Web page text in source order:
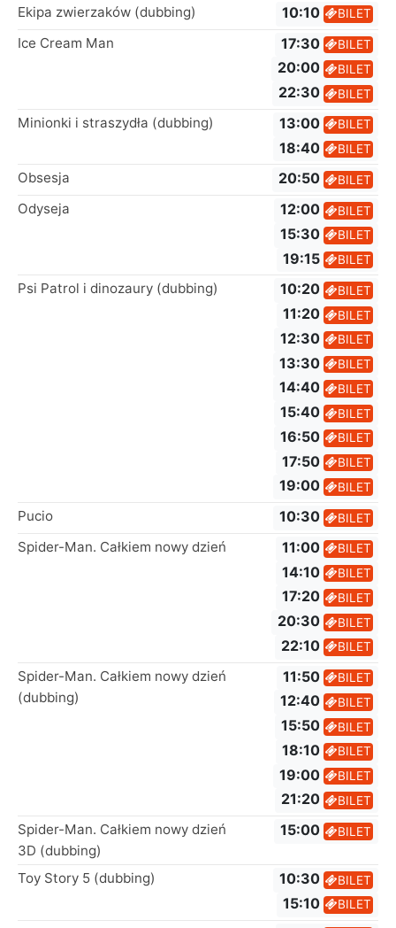
Ekipa zwierzaków (dubbing) 10:10 BILET
Ice Cream Man 17:30 BILET
20:00 BILET
22:30 BILET
Minionki i straszydła (dubbing) 13:00 BILET
18:40 BILET
Obsesja 20:50 BILET
Odyseja 12:00 BILET
15:30 BILET
19:15 BILET
Psi Patrol i dinozaury (dubbing) 10:20 BILET
11:20 BILET
12:30 BILET
13:30 BILET
14:40 BILET
15:40 BILET
16:50 BILET
17:50 BILET
19:00 BILET
Pucio 10:30 BILET
Spider-Man. Całkiem nowy dzień 11:00 BILET
14:10 BILET
17:20 BILET
20:30 BILET
22:10 BILET
Spider-Man. Całkiem nowy dzień
(dubbing)
11:50 BILET
12:40 BILET
15:50 BILET
18:10 BILET
19:00 BILET
21:20 BILET
Spider-Man. Całkiem nowy dzień
3D (dubbing)
15:00 BILET
Toy Story 5 (dubbing) 10:30 BILET
15:10 BILET